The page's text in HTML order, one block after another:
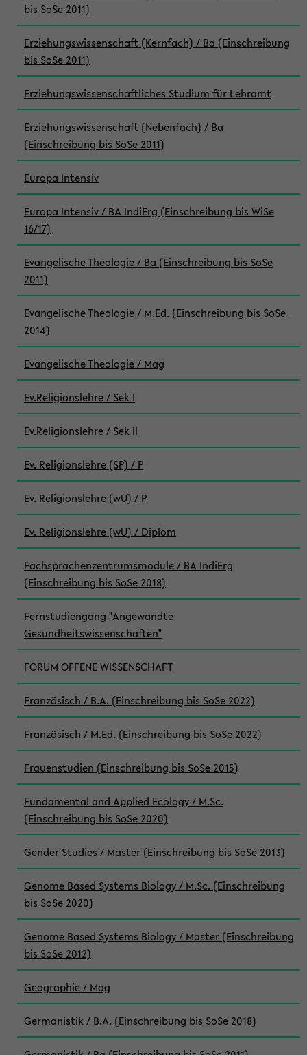
bis SoSe 2011)
Erziehungswissenschaft (Kernfach) / Ba (Einschreibung
bis SoSe 2011)
Erziehungswissenschaftliches Studium für Lehramt
Erziehungswissenschaft (Nebenfach) / Ba
(Einschreibung bis SoSe 2011)
Europa Intensiv
Europa Intensiv / BA IndiErg (Einschreibung bis WiSe
16/17)
Evangelische Theologie / Ba (Einschreibung bis SoSe
2011)
Evangelische Theologie / M.Ed. (Einschreibung bis SoSe
2014)
Evangelische Theologie / Mag
Ev.Religionslehre / Sek I
Ev.Religionslehre / Sek II
Ev. Religionslehre (SP) / P
Ev. Religionslehre (wU) / P
Ev. Religionslehre (wU) / Diplom
Fachsprachenzentrumsmodule / BA IndiErg
(Einschreibung bis SoSe 2018)
Fernstudiengang "Angewandte
Gesundheitswissenschaften"
FORUM OFFENE WISSENSCHAFT
Französisch / B.A. (Einschreibung bis SoSe 2022)
Französisch / M.Ed. (Einschreibung bis SoSe 2022)
Frauenstudien (Einschreibung bis SoSe 2015)
Fundamental and Applied Ecology / M.Sc.
(Einschreibung bis SoSe 2020)
Gender Studies / Master (Einschreibung bis SoSe 2013)
Genome Based Systems Biology / M.Sc. (Einschreibung
bis SoSe 2020)
Genome Based Systems Biology / Master (Einschreibung
bis SoSe 2012)
Geographie / Mag
Germanistik / B.A. (Einschreibung bis SoSe 2018)